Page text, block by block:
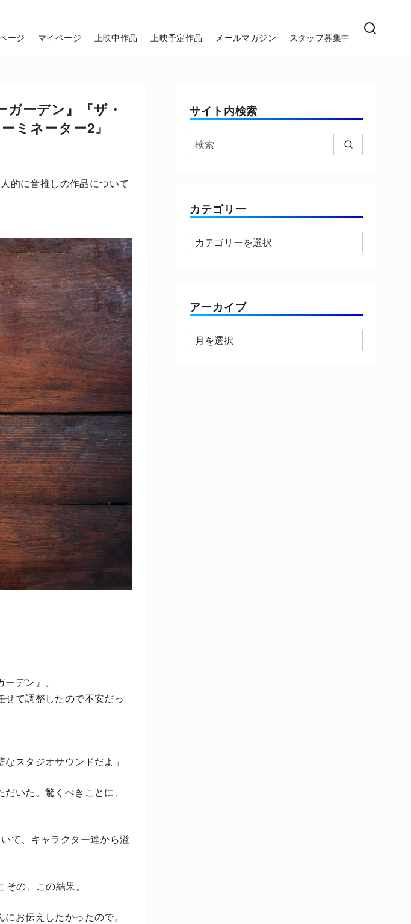
ージ マイページ 上映中作品 上映予定作品 メールマガジン スタッフ募集中
ーデン』『ザ・
ミネーター2』
的に音推しの作品について
デン』。
て調整したので不安だっ
スタジオサウンドだよ」
いた。驚くべきことに、
て、キャラクター達から溢
の、この結果。
お伝えしたかったので。
サイト内検索
カテゴリー
カ
テ
ー
アーカイブ
ア
ー